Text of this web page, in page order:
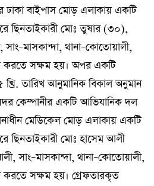
বাইপাস মোড় এলাকায় একটি
ছিনতাইকারী মোঃ তুষার (৩০),
থানা–কোতোয়ালী,
করতে সক্ষম হয়। অপর একটি
তারিখ আনুমানিক বিকাল অনুমান
কেম্পানীর একটি আভিযানিক দল
মেডিকেল মোড় এলাকায় একটি
ছিনতাইকারী মোঃ হাসেম আলী
সাং–মাসকান্দা, থানা–কোতোয়ালী,
সক্ষম হয়। গ্রেফতারকৃত